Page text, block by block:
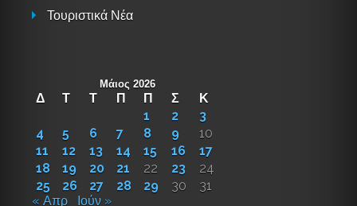
Τουριστικά Νέα
Μάιος 2026
Δ Τ Τ Π Π Σ
Κ
1
2
3
4
5 6 7 8 9
10
11
12 13 14 15 16
17
18
19 20 21 22 23
24
25
26 27 28 29 30
31
« Απρ
Ιούν »